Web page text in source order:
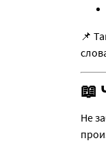
📌
📖
Не